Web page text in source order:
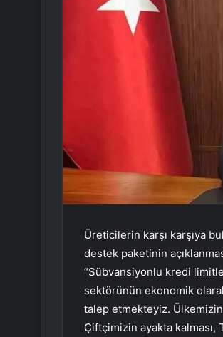
Üreticilerin karşı karşıya
destek paketinin
“Sübvansiyonlu kredi
sektörünün ekonomik
talep etmekteyiz.
Çiftçimizin ayakta kalması,